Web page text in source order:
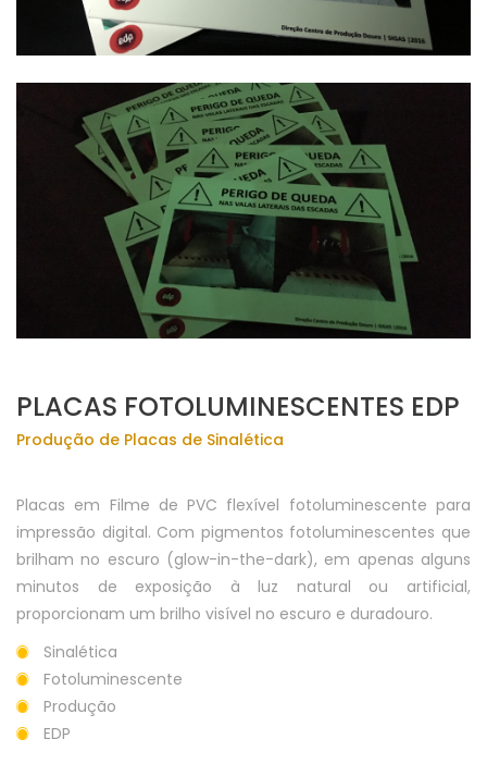
PLACAS FOTOLUMINESCENTES EDP
Produção de Placas de Sinalética
Placas em Filme de PVC flexível fotoluminescente para
impressão digital. Com pigmentos fotoluminescentes que
brilham no escuro (glow-in-the-dark), em apenas alguns
minutos de exposição à luz natural ou artificial,
proporcionam um brilho visível no escuro e duradouro.
Sinalética
Fotoluminescente
Produção
EDP